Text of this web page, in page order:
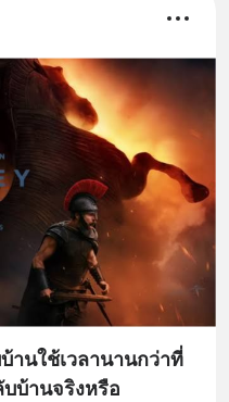
านใช้เวลานานกว่าที่
บ้านจริงหรือ